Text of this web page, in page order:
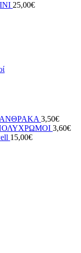
25,00€
3,50€
3,60€
15,00€